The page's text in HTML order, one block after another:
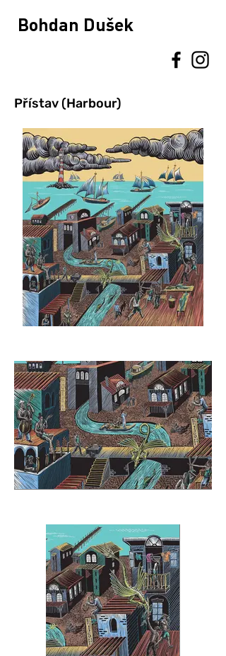
Bohdan Dušek
Přístav (Harbour)